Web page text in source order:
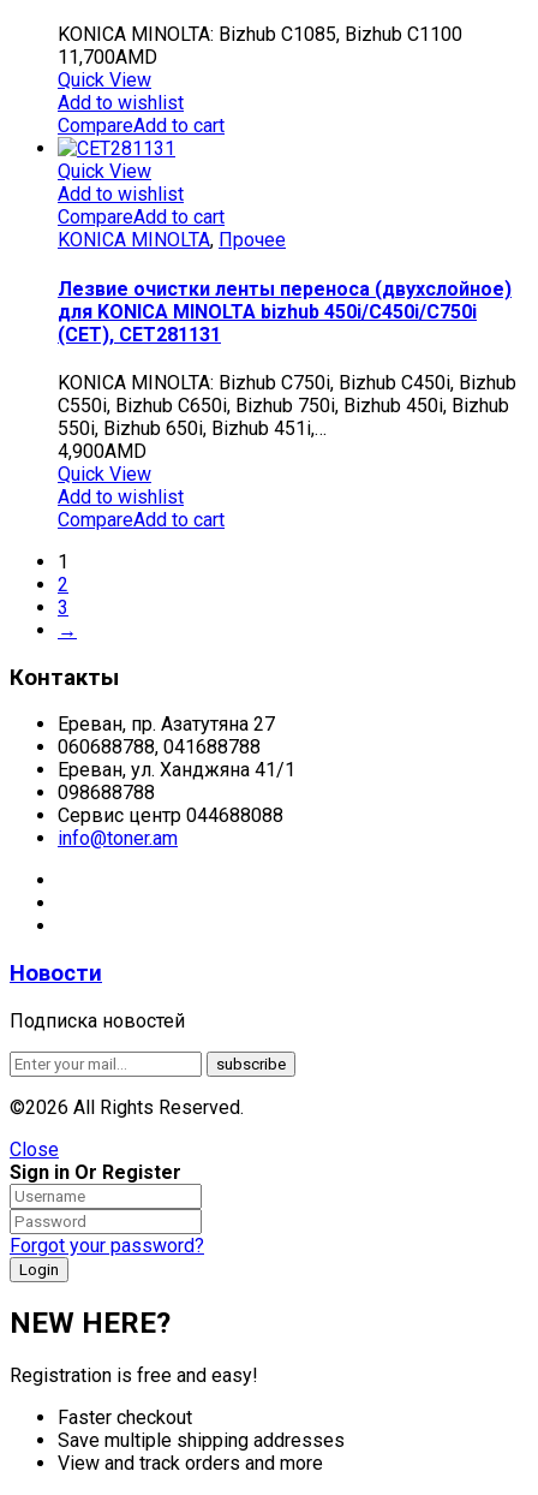
KONICA MINOLTA: Bizhub C1085, Bizhub C1100
11,700AMD
Quick View
Add to wishlist
CompareAdd to cart
Quick View
Add to wishlist
CompareAdd to cart
KONICA MINOLTA, Прочее
Лезвие очистки ленты переноса (двухслойное)
для KONICA MINOLTA bizhub 450i/C450i/C750i
(CET), CET281131
KONICA MINOLTA: Bizhub C750i, Bizhub C450i, Bizhub
C550i, Bizhub C650i, Bizhub 750i, Bizhub 450i, Bizhub
550i, Bizhub 650i, Bizhub 451i,…
4,900AMD
Quick View
Add to wishlist
CompareAdd to cart
1
2
3
→
Контакты
Ереван, пр. Азатутяна 27
060688788, 041688788
Ереван, ул. Ханджяна 41/1
098688788
Сервис центр 044688088
info@toner.am
Новости
Подписка новостей
©2026 All Rights Reserved.
Close
Sign in Or Register
Forgot your password?
NEW HERE?
Registration is free and easy!
Faster checkout
Save multiple shipping addresses
View and track orders and more